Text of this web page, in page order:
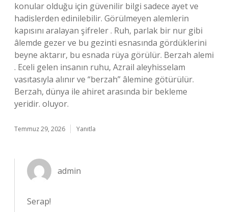
konular olduğu için güvenilir bilgi sadece ayet ve
hadislerden edinilebilir. Görülmeyen alemlerin
kapısını aralayan şifreler . Ruh, parlak bir nur gibi
âlemde gezer ve bu gezinti esnasında gördüklerini
beyne aktarır, bu esnada rüya görülür. Berzah alemi
. Eceli gelen insanın ruhu, Azrail aleyhisselam
vasıtasıyla alınır ve “berzah” âlemine götürülür.
Berzah, dünya ile ahiret arasında bir bekleme
yeridir. oluyor.
Temmuz 29, 2026 Yanıtla
admin
Serap!